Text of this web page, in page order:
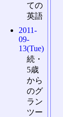
ての
英語
2011-
09-
13(Tue)
続・
5歳
から
のグ
ラン
ツー